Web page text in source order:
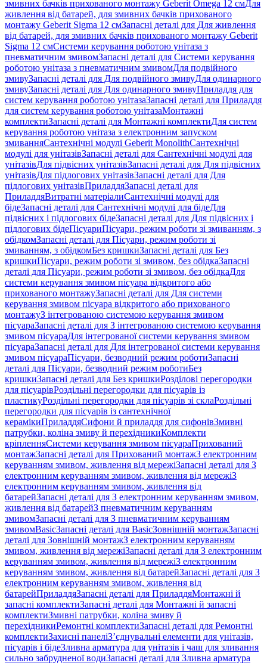
змивних бачків прихованого монтажу Geberit Omega 12 смДля
живлення від батарей, для змивних бачків прихованого
монтажу Geberit Sigma 12 смЗапасні деталі для Для живлення
від батарей, для змивних бачків прихованого монтажу Geberit
Sigma 12 смСистеми керування роботою унітаза з
пневматичним змивомЗапасні деталі для Системи керування
роботою унітаза з пневматичним змивомДля подвійного
змивуЗапасні деталі для Для подвійного змивуДля одинарного
змивуЗапасні деталі для Для одинарного змивуПриладдя для
систем керування роботою унітазаЗапасні деталі для Приладдя
для систем керування роботою унітазаМонтажні
комплектиЗапасні деталі для Монтажні комплектиДля систем
керування роботою унітаза з електронним запуском
змиванняСантехнічні модулі Geberit MonolithСантехнічні
модулі для унітазівЗапасні деталі для Сантехнічні модулі для
унітазівДля підвісних унітазівЗапасні деталі для Для підвісних
унітазівДля підлогових унітазівЗапасні деталі для Для
підлогових унітазівПриладдяЗапасні деталі для
ПриладдяВитратні матеріалиСантехнічні модулі для
бідеЗапасні деталі для Сантехнічні модулі для бідеДля
підвісних і підлогових бідеЗапасні деталі для Для підвісних і
підлогових бідеПісуариПісуари, режим роботи зі змиванням, з
обідкомЗапасні деталі для Пісуари, режим роботи зі
змиванням, з обідкомБез кришкиЗапасні деталі для Без
кришкиПісуари, режим роботи зі змивом, без обідкаЗапасні
деталі для Пісуари, режим роботи зі змивом, без обідкаДля
системи керування змивом пісуара відкритого або
прихованого монтажуЗапасні деталі для Для системи
керування змивом пісуара відкритого або прихованого
монтажуЗ інтегрованою системою керування змивом
пісуараЗапасні деталі для З інтегрованою системою керування
змивом пісуараДля інтегрованої системи керування змивом
пісуараЗапасні деталі для Для інтегрованої системи керування
змивом пісуараПісуари, безводний режим роботиЗапасні
деталі для Пісуари, безводний режим роботиБез
кришкиЗапасні деталі для Без кришкиРозділові перегородки
для пісуарівРоздільні перегородки для пісуарів із
пластикуРоздільні перегородки для пісуарів зі склаРоздільні
перегородки для пісуарів із сантехнічної
керамікиПриладдяСифони й приладдя для сифонівЗмивні
патрубки, коліна змиву й перехідникиКомплекти
кріпленняСистеми керування змивом пісуараПрихований
монтажЗапасні деталі для Прихований монтажЗ електронним
керуванням змивом, живлення від мережіЗапасні деталі для З
електронним керуванням змивом, живлення від мережіЗ
електронним керуванням змивом, живлення від
батарейЗапасні деталі для З електронним керуванням змивом,
живлення від батарейЗ пневматичним керуванням
змивомЗапасні деталі для З пневматичним керуванням
змивомBasicЗапасні деталі для BasicЗовнішній монтажЗапасні
деталі для Зовнішній монтажЗ електронним керуванням
змивом, живлення від мережіЗапасні деталі для З електронним
керуванням змивом, живлення від мережіЗ електронним
керуванням змивом, живлення від батарейЗапасні деталі для З
електронним керуванням змивом, живлення від
батарейПриладдяЗапасні деталі для ПриладдяМонтажні й
запасні комплектиЗапасні деталі для Монтажні й запасні
комплектиЗмивні патрубки, коліна змиву й
перехідникиРемонтні комплектиЗапасні деталі для Ремонтні
комплектиЗахисні панеліЗ’єднувальні елементи для унітазів,
пісуарів і бідеЗливна арматура для унітазів і чаш для зливання
сильно забрудненої водиЗапасні деталі для Зливна арматура